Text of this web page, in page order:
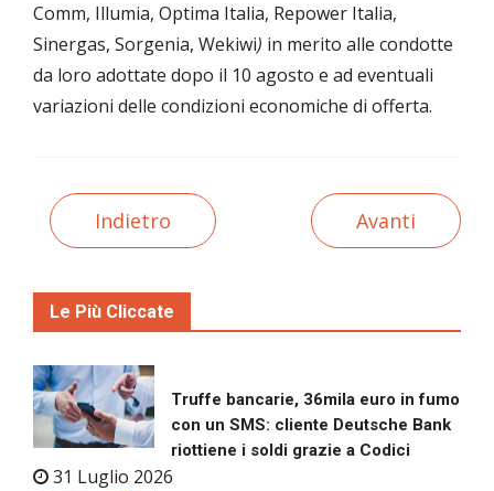
Comm, Illumia, Optima Italia, Repower Italia,
Sinergas, Sorgenia, Wekiwi) in merito alle condotte
da loro adottate dopo il 10 agosto e ad eventuali
variazioni delle condizioni economiche di offerta.
Indietro Avanti
Le Più Cliccate
Truffe bancarie, 36mila euro in fumo
con un SMS: cliente Deutsche Bank
riottiene i soldi grazie a Codici
31 Luglio 2026